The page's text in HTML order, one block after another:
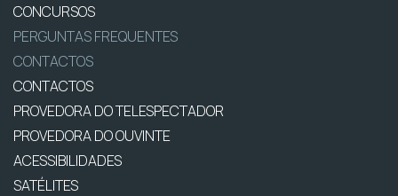
CONCURSOS
PERGUNTAS FREQUENTES
CONTACTOS
CONTACTOS
PROVEDORA DO TELESPECTADOR
PROVEDORA DO OUVINTE
ACESSIBILIDADES
SATÉLITES